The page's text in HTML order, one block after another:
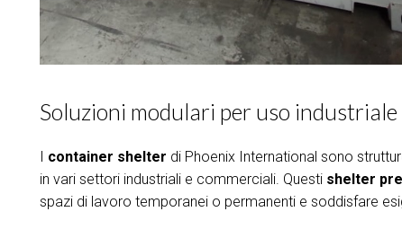
Soluzioni modulari per uso industriale
I container shelter di Phoenix International sono
in vari settori industriali e commerciali. Questi shelter
spazi di lavoro temporanei o permanenti e soddisfare